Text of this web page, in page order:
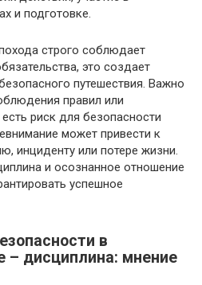
и подготовке.
строго соблюдает
это создает
путешествия. Важно
правил или
риск для безопасности
может привести к
инциденту или потере жизни.
и осознанное отношение
успешное
в
– дисциплина: мнение